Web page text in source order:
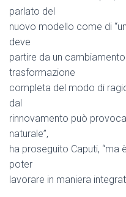
parlato del
nuovo modello come di
deve
partire da un
trasformazione
completa del modo di
dal
rinnovamento può
naturale”,
ha proseguito Caputi,
poter
lavorare in maniera